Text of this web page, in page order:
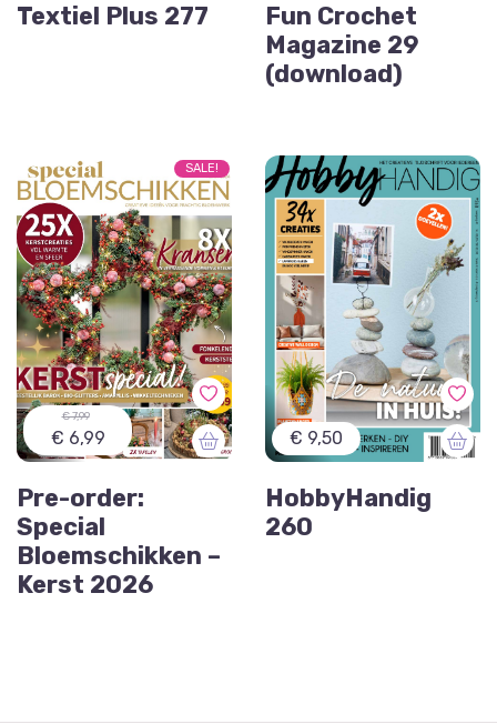
Textiel Plus 277
Fun Crochet
Magazine 29
(download)
SALE!
€ 7,99
€ 6,99
Pre-order:
Special
Bloemschikken –
Kerst 2026
€ 9,50
HobbyHandig
260